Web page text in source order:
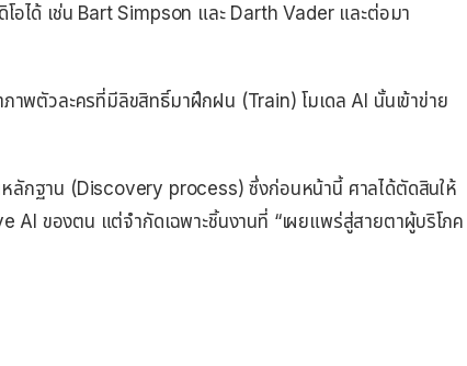
อได้ เช่น Bart Simpson และ Darth Vader และต่อมา
พตัวละครที่มีลิขสิทธิ์มาฝึกฝน (Train) โมเดล AI นั้นเข้าข่าย
ลักฐาน (Discovery process) ซึ่งก่อนหน้านี้ ศาลได้ตัดสินให้
AI ของตน แต่จำกัดเฉพาะชิ้นงานที่ “เผยแพร่สู่สายตาผู้บริโภค